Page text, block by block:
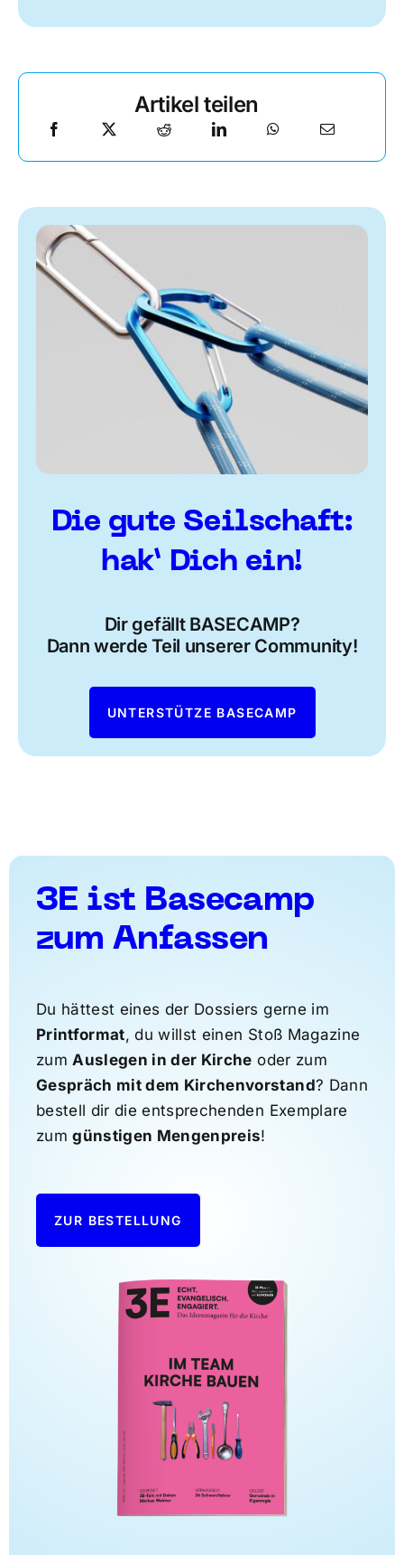
Artikel teilen
Die gute Seilschaft:
hak’ Dich ein!
Dir gefällt BASECAMP?
Dann werde Teil unserer Community!
UNTERSTÜTZE BASECAMP
3E ist Basecamp
zum Anfassen
Du hättest eines der Dossiers gerne im
Printformat, du willst einen Stoß Magazine
zum Auslegen in der Kirche oder zum
Gespräch mit dem Kirchenvorstand? Dann
bestell dir die entsprechenden Exemplare
zumgünstigen Mengenpreis!
ZUR BESTELLUNG